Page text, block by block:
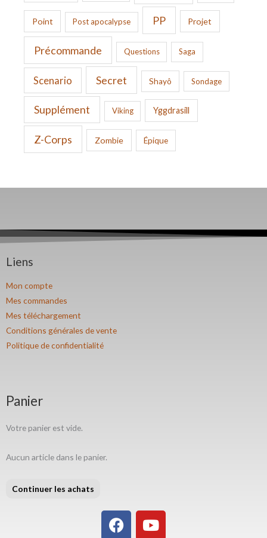
Point Post apocalypse PP Projet
Précommande Questions Saga
Scenario Secret Shayô Sondage
Supplément Viking Yggdrasill
Z-Corps Zombie Épique
Liens
Mon compte
Mes commandes
Mes téléchargement
Conditions générales de vente
Politique de confidentialité
Panier
Votre panier est vide.
Aucun article dans le panier.
Continuer les achats
F
a
Y
o